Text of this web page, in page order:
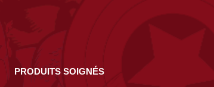
PRODUITS SOIGNÉS